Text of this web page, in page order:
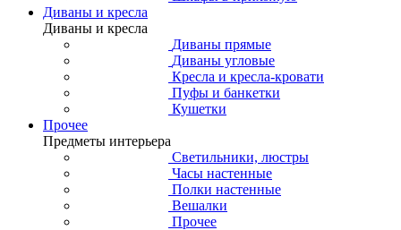
Диваны и кресла
Диваны и кресла
Диваны прямые
Диваны угловые
Кресла и кресла-кровати
Пуфы и банкетки
Кушетки
Прочее
Предметы интерьера
Светильники, люстры
Часы настенные
Полки настенные
Вешалки
Прочее